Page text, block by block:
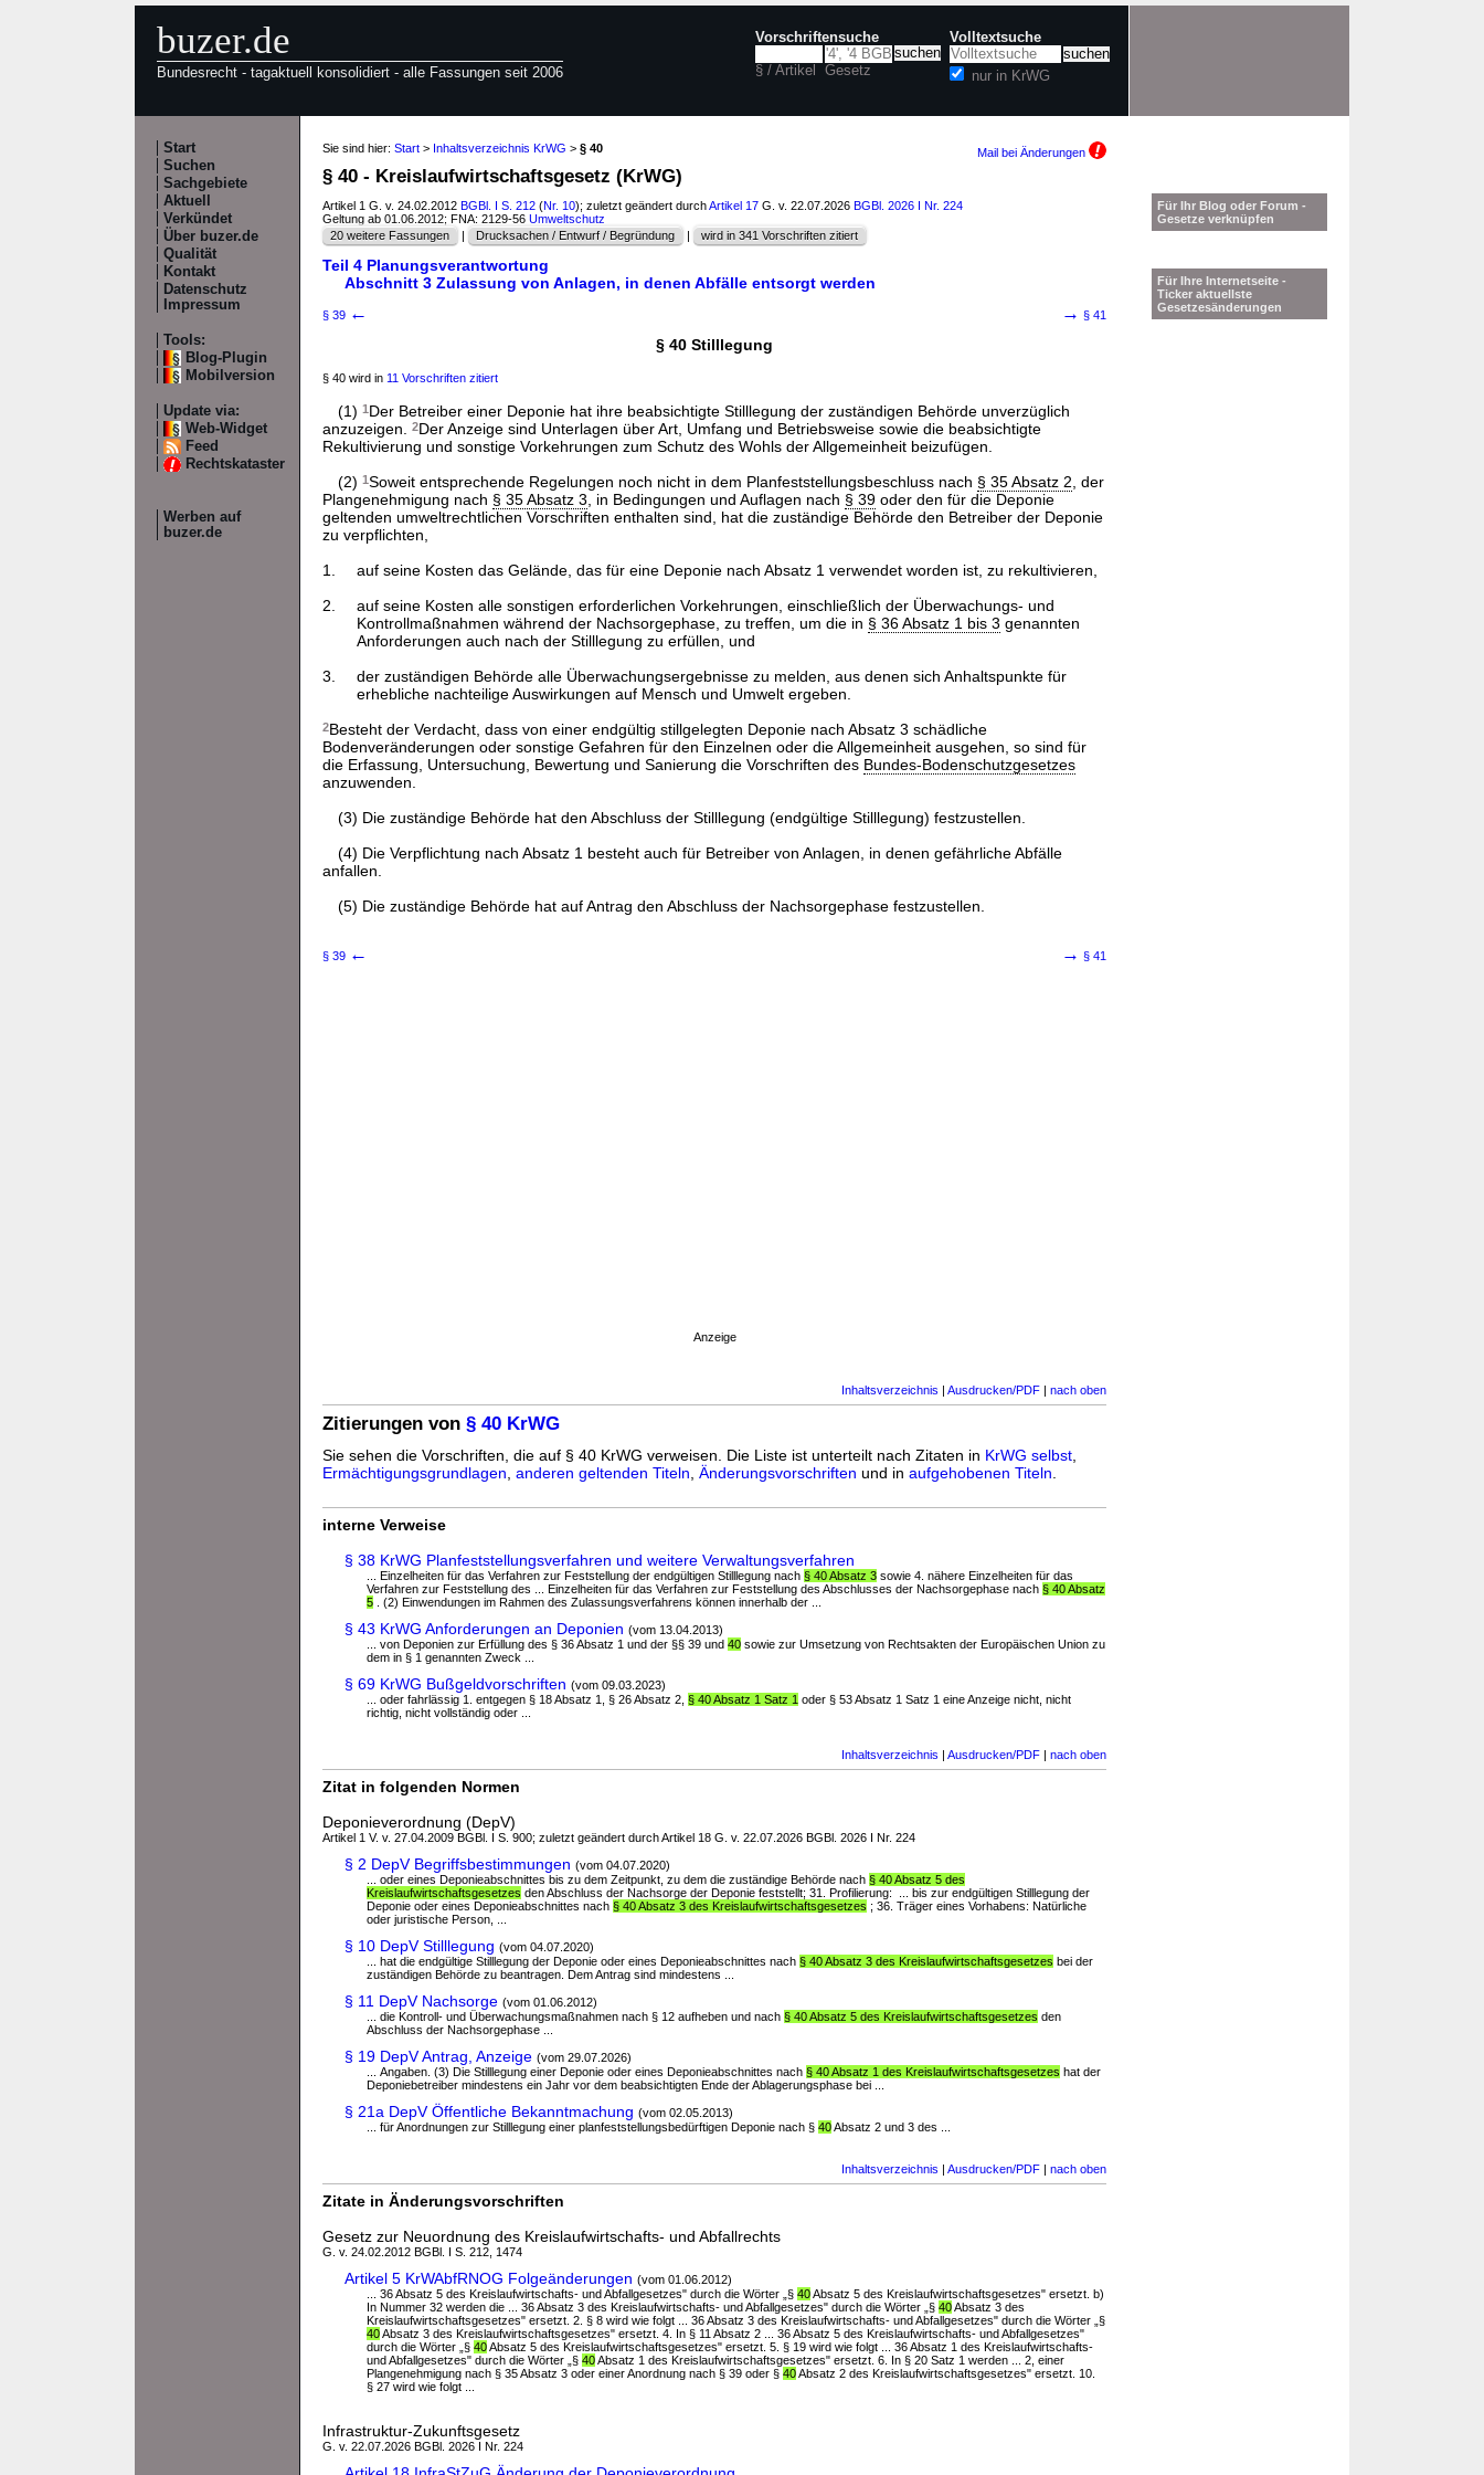
buzer.de
Bundesrecht - tagaktuell konsolidiert - alle Fassungen seit 2006
Vorschriftensuche
§ / Artikel Gesetz
Volltextsuche
nur in KrWG
Start
Suchen
Sachgebiete
Aktuell
Verkündet
Über buzer.de
Qualität
Kontakt
Datenschutz
Impressum
Tools:
Blog-Plugin
Mobilversion
Update via:
Web-Widget
Feed
Rechtskataster
Werben auf
buzer.de
Sie sind hier: Start > Inhaltsverzeichnis KrWG > § 40 Mail bei Änderungen
§ 40 - Kreislaufwirtschaftsgesetz (KrWG)
Artikel 1 G. v. 24.02.2012 BGBl. I S. 212 (Nr. 10); zuletzt geändert durchArtikel 17 G. v. 22.07.2026 BGBl. 2026 I Nr. 224
Geltung ab 01.06.2012; FNA: 2129-56 Umweltschutz
20 weitere Fassungen
| Drucksachen / Entwurf / Begründung | wird in 341 Vorschriften zitiert
Teil 4 Planungsverantwortung
Abschnitt 3 Zulassung von Anlagen, in denen Abfälle entsorgt werden
§ 39 ← → § 41
§ 40 Stilllegung
§ 40 wird in 11 Vorschriften zitiert
(1) 1Der Betreiber einer Deponie hat ihre beabsichtigte Stilllegung der zuständigen Behörde unverzüglich
anzuzeigen.
2Der Anzeige sind Unterlagen über Art, Umfang und Betriebsweise sowie die beabsichtigte
Rekultivierung und sonstige Vorkehrungen zum Schutz des Wohls der Allgemeinheit beizufügen.
(2) 1Soweit entsprechende Regelungen noch nicht in dem Planfeststellungsbeschluss nach § 35 Absatz 2 , der
Plangenehmigung nach § 35 Absatz 3 , in Bedingungen und Auflagen nach § 39 oder den für die Deponie
geltenden umweltrechtlichen Vorschriften enthalten sind, hat die zuständige Behörde den Betreiber der Deponie
zu verpflichten,
1.
auf seine Kosten das Gelände, das für eine Deponie nach Absatz 1 verwendet worden ist, zu rekultivieren,
2.
auf seine Kosten alle sonstigen erforderlichen Vorkehrungen, einschließlich der Überwachungs- und
Kontrollmaßnahmen während der Nachsorgephase, zu treffen, um die in § 36 Absatz 1 bis 3 genannten
Anforderungen auch nach der Stilllegung zu erfüllen, und
3.
der zuständigen Behörde alle Überwachungsergebnisse zu melden, aus denen sich Anhaltspunkte für
erhebliche nachteilige Auswirkungen auf Mensch und Umwelt ergeben.
2Besteht der Verdacht, dass von einer endgültig stillgelegten Deponie nach Absatz 3 schädliche
Bodenveränderungen oder sonstige Gefahren für den Einzelnen oder die Allgemeinheit ausgehen, so sind für
die Erfassung, Untersuchung, Bewertung und Sanierung die Vorschriften des Bundes-Bodenschutzgesetzes
anzuwenden.
(3) Die zuständige Behörde hat den Abschluss der Stilllegung (endgültige Stilllegung) festzustellen.
(4) Die Verpflichtung nach Absatz 1 besteht auch für Betreiber von Anlagen, in denen gefährliche Abfälle
anfallen.
(5) Die zuständige Behörde hat auf Antrag den Abschluss der Nachsorgephase festzustellen.
§ 39 ← → § 41
Anzeige
Inhaltsverzeichnis | Ausdrucken/PDF | nach oben
Zitierungen von § 40 KrWG
Sie sehen die Vorschriften, die auf § 40 KrWG verweisen. Die Liste ist unterteilt nach Zitaten in KrWG selbst
Ermächtigungsgrundlagen anderen geltenden Titeln Änderungsvorschriften und in aufgehobenen Titeln
interne Verweise
§ 38 KrWG Planfeststellungsverfahren und weitere Verwaltungsverfahren
... Einzelheiten für das Verfahren zur Feststellung der endgültigen Stilllegung nach § 40 Absatz 3 sowie 4. nähere Einzelheiten für das
Verfahren zur Feststellung des ... Einzelheiten für das Verfahren zur Feststellung des Abschlusses der Nachsorgephase nach § 40 Absatz
5 . (2) Einwendungen im Rahmen des Zulassungsverfahrens können innerhalb der ...
§ 43 KrWG Anforderungen an Deponien (vom 13.04.2013)
... von Deponien zur Erfüllung des § 36 Absatz 1 und der §§ 39 und 40 sowie zur Umsetzung von Rechtsakten der Europäischen Union zu
dem in § 1 genannten Zweck ...
§ 69 KrWG Bußgeldvorschriften (vom 09.03.2023)
... oder fahrlässig 1. entgegen § 18 Absatz 1, § 26 Absatz 2, § 40 Absatz 1 Satz 1 oder § 53 Absatz 1 Satz 1 eine Anzeige nicht, nicht
richtig, nicht vollständig oder ...
Inhaltsverzeichnis | Ausdrucken/PDF | nach oben
Zitat in folgenden Normen
Deponieverordnung (DepV)
Artikel 1 V. v. 27.04.2009 BGBl. I S. 900; zuletzt geändert durch Artikel 18 G. v. 22.07.2026 BGBl. 2026 I Nr. 224
§ 2 DepV Begriffsbestimmungen (vom 04.07.2020)
... oder eines Deponieabschnittes bis zu dem Zeitpunkt, zu dem die zuständige Behörde nach § 40 Absatz 5 des
Kreislaufwirtschaftsgesetzes den Abschluss der Nachsorge der Deponie feststellt; 31. Profilierung: ... bis zur endgültigen Stilllegung der
Deponie oder eines Deponieabschnittes nach § 40 Absatz 3 des Kreislaufwirtschaftsgesetzes ; 36. Träger eines Vorhabens: Natürliche
oder juristische Person, ...
§ 10 DepV Stilllegung (vom 04.07.2020)
... hat die endgültige Stilllegung der Deponie oder eines Deponieabschnittes nach § 40 Absatz 3 des Kreislaufwirtschaftsgesetzes bei der
zuständigen Behörde zu beantragen. Dem Antrag sind mindestens ...
§ 11 DepV Nachsorge (vom 01.06.2012)
... die Kontroll- und Überwachungsmaßnahmen nach § 12 aufheben und nach § 40 Absatz 5 des Kreislaufwirtschaftsgesetzes den
Abschluss der Nachsorgephase ...
§ 19 DepV Antrag, Anzeige (vom 29.07.2026)
... Angaben. (3) Die Stilllegung einer Deponie oder eines Deponieabschnittes nach § 40 Absatz 1 des Kreislaufwirtschaftsgesetzes hat der
Deponiebetreiber mindestens ein Jahr vor dem beabsichtigten Ende der Ablagerungsphase bei ...
§ 21a DepV Öffentliche Bekanntmachung (vom 02.05.2013)
... für Anordnungen zur Stilllegung einer planfeststellungsbedürftigen Deponie nach § 40Absatz 2 und 3 des ...
Inhaltsverzeichnis | Ausdrucken/PDF | nach oben
Zitate in Änderungsvorschriften
Gesetz zur Neuordnung des Kreislaufwirtschafts- und Abfallrechts
G. v. 24.02.2012 BGBl. I S. 212, 1474
Artikel 5 KrWAbfRNOG Folgeänderungen (vom 01.06.2012)
... 36 Absatz 5 des Kreislaufwirtschafts- und Abfallgesetzes" durch die Wörter „§ 40Absatz 5 des Kreislaufwirtschaftsgesetzes" ersetzt. b)
In Nummer 32 werden die ... 36 Absatz 3 des Kreislaufwirtschafts- und Abfallgesetzes" durch die Wörter „§ 40Absatz 3 des
Kreislaufwirtschaftsgesetzes" ersetzt. 2. § 8 wird wie folgt ... 36 Absatz 3 des Kreislaufwirtschafts- und Abfallgesetzes" durch die Wörter „§
40Absatz 3 des Kreislaufwirtschaftsgesetzes" ersetzt. 4. In § 11 Absatz 2 ... 36 Absatz 5 des Kreislaufwirtschafts- und Abfallgesetzes"
durch die Wörter „§ 40Absatz 5 des Kreislaufwirtschaftsgesetzes" ersetzt. 5. § 19 wird wie folgt ... 36 Absatz 1 des Kreislaufwirtschafts-
und Abfallgesetzes" durch die Wörter „§ 40Absatz 1 des Kreislaufwirtschaftsgesetzes" ersetzt. 6. In § 20 Satz 1 werden ... 2, einer
Plangenehmigung nach § 35 Absatz 3 oder einer Anordnung nach § 39 oder § 40Absatz 2 des Kreislaufwirtschaftsgesetzes" ersetzt. 10.
§ 27 wird wie folgt ...
Infrastruktur-Zukunftsgesetz
G. v. 22.07.2026 BGBl. 2026 I Nr. 224
Für Ihr Blog oder Forum -
Gesetze verknüpfen
Für Ihre Internetseite -
Ticker aktuellste
Gesetzesänderungen